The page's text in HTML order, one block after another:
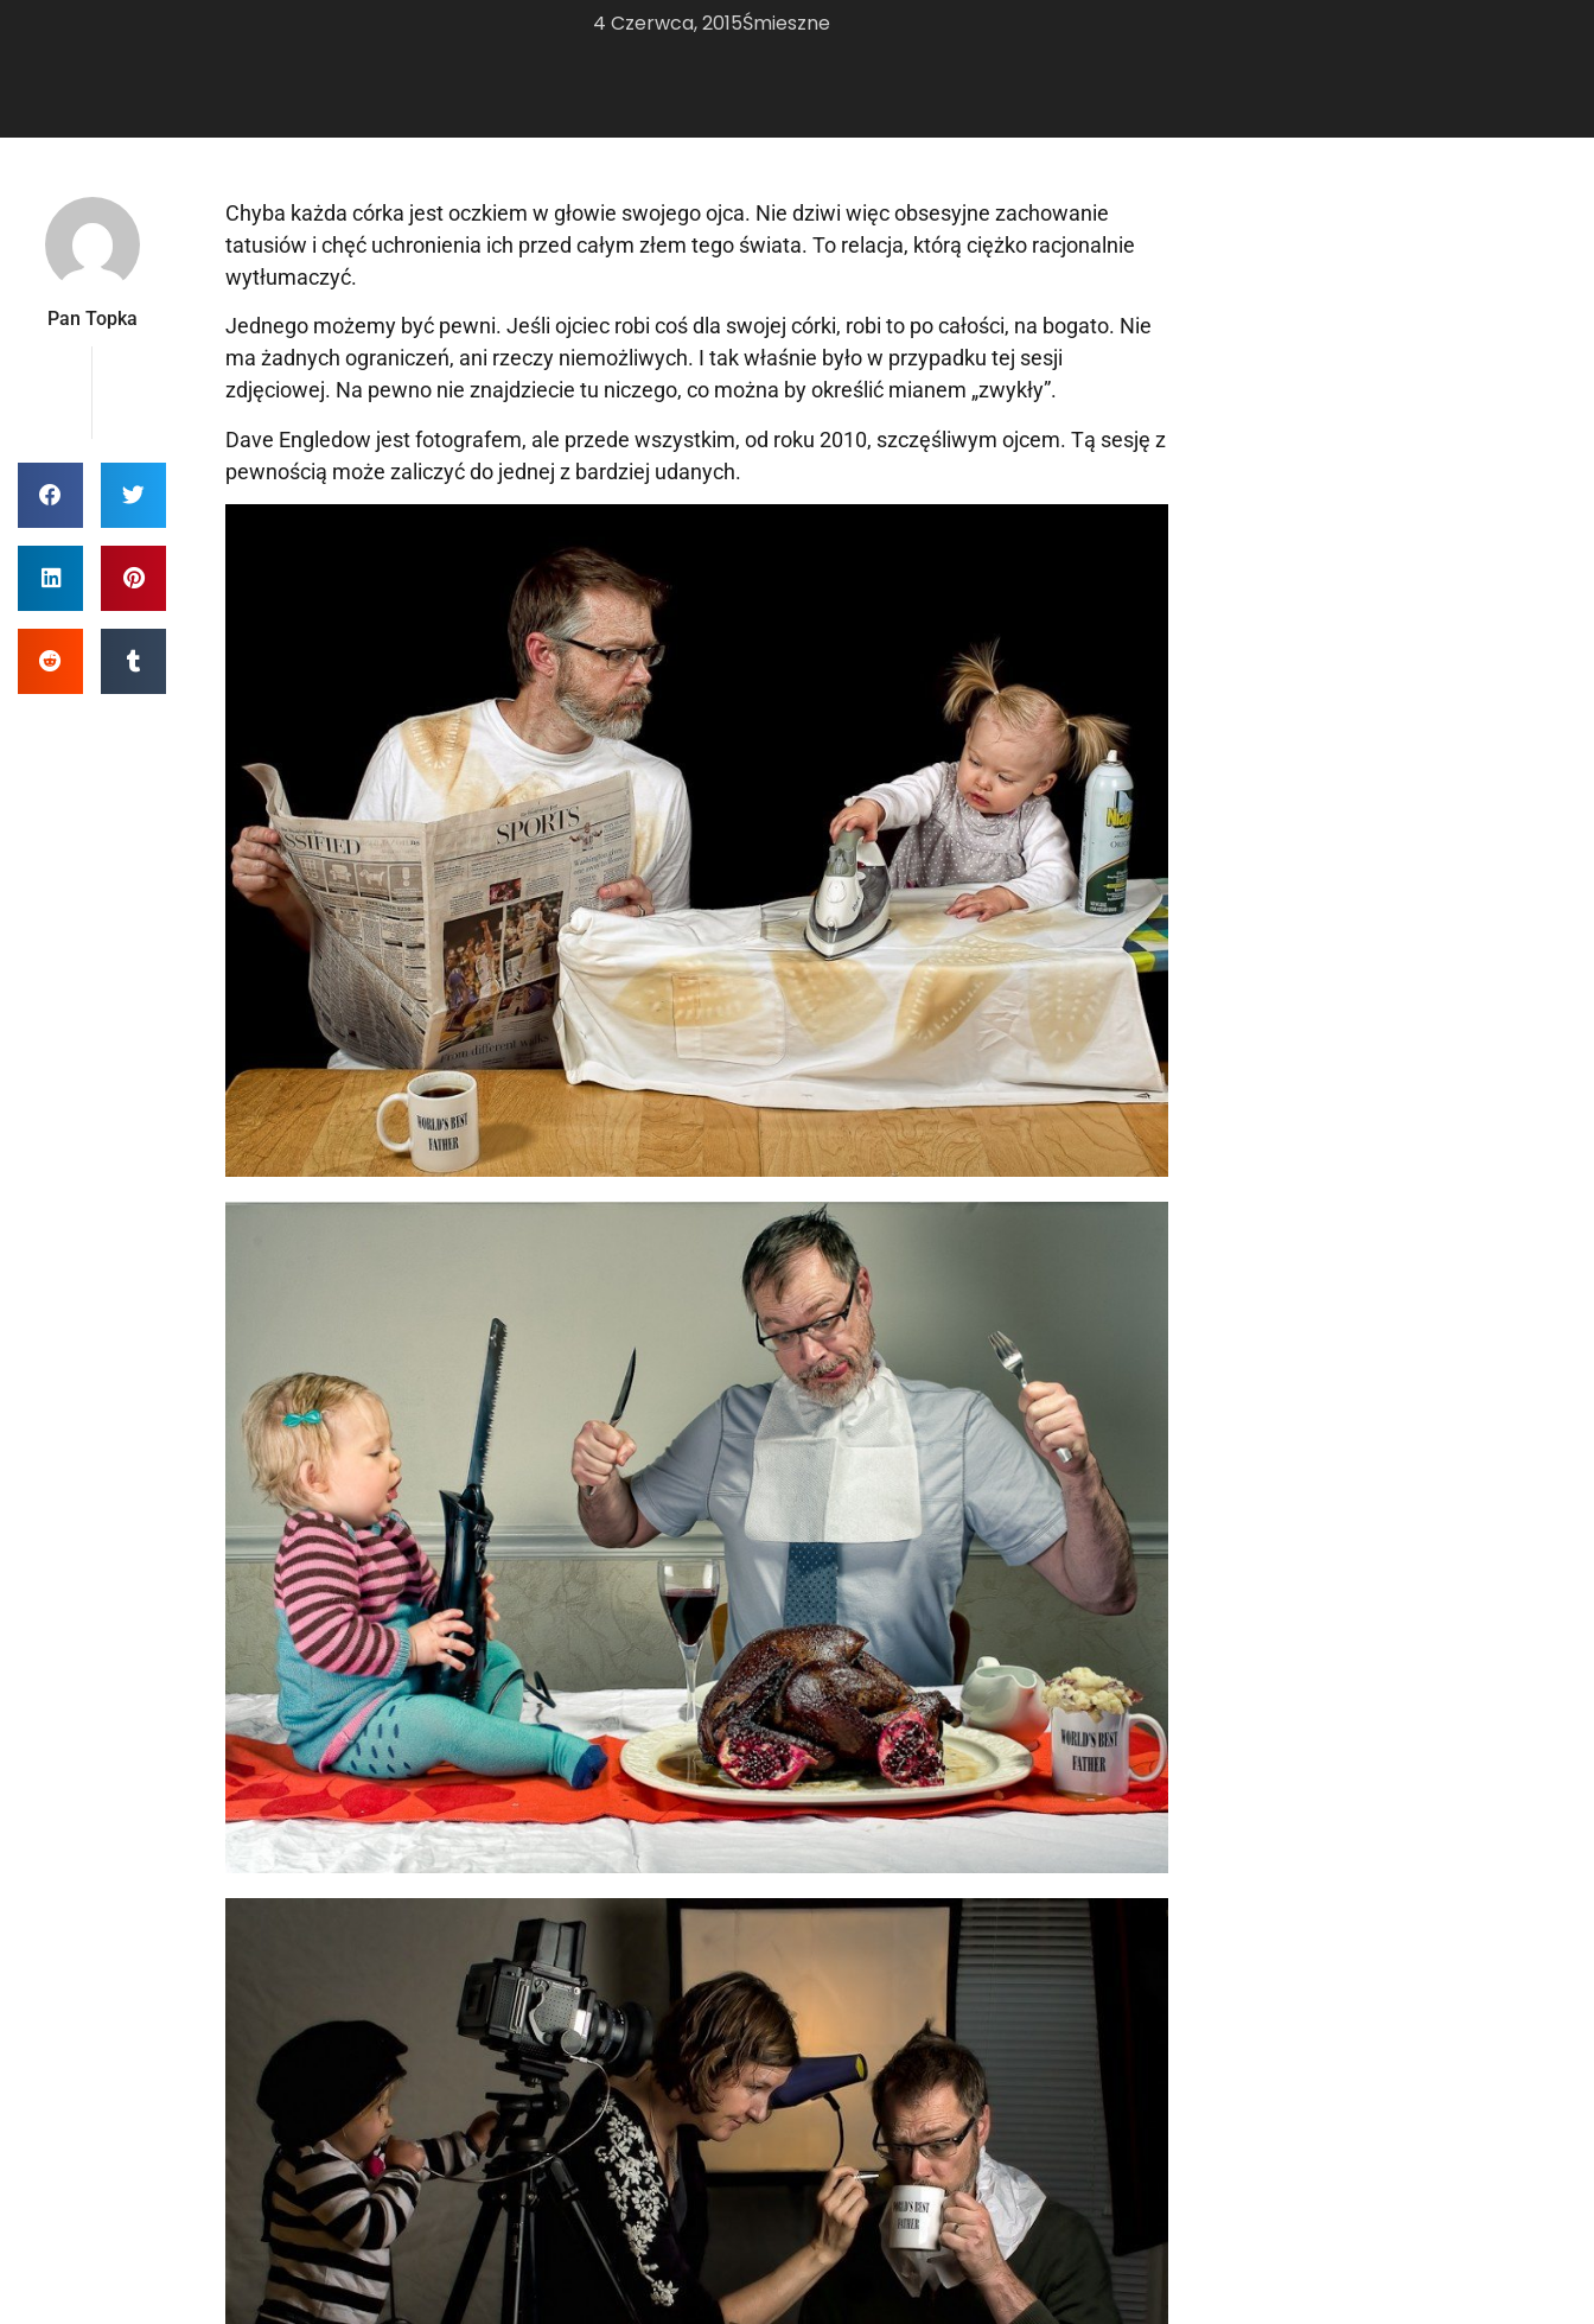
4 Czerwca, 2015Śmieszne
Pan Topka
Chyba każda córka jest oczkiem w głowie swojego ojca. Nie dziwi więc obsesyjne zachowanie
tatusiów i chęć uchronienia ich przed całym złem tego świata. To relacja, którą ciężko racjonalnie
wytłumaczyć.
Jednego możemy być pewni. Jeśli ojciec robi coś dla swojej córki, robi to po całości, na bogato. Nie
ma żadnych ograniczeń, ani rzeczy niemożliwych. I tak właśnie było w przypadku tej sesji
zdjęciowej. Na pewno nie znajdziecie tu niczego, co można by określić mianem „zwykły”.
Dave Engledow jest fotografem, ale przede wszystkim, od roku 2010, szczęśliwym ojcem. Tą sesję z
pewnością może zaliczyć do jednej z bardziej udanych.